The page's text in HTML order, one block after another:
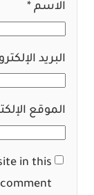
الاسم*
البريد الإلكتروني*
الموقع
in this
I comment.